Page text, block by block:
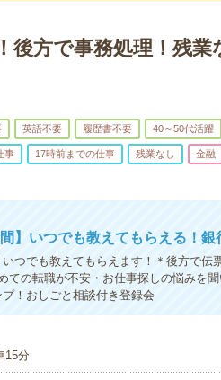
後方で事務処理！残業
英語不要 履歴書不要 40～50代活躍
事 17時前までの仕事 残業なし 金融
】いつでも教えてもらえる！銀
つでも教えてもらえます！＊後方で伝
ての転職が不安・お仕事探しの悩みを
！おしごと相談付き登録会
15分